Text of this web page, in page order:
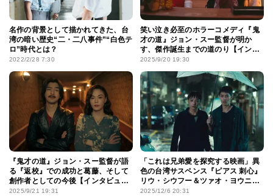
名作の背景として描かれてきた、台
湾の暗い歴史“二・二八事件”“白色テ
ロ”時代とは？
2022/2/28 7:30
笑い泣き必至のホラーコメディ『鬼
才の道』ジョン・スー監督が明か
す、傑作誕生までの道のり【インタ
ビュー前編〈作品編〉】
2025/9/20 19:30
『鬼才の道』ジョン・スー監督が語
る『返校』での成功と葛藤、そして
創作者としての今後【インタビュー
後編〈監督編〉】
2025/9/21 19:31
「これは兄弟愛を探究する映画」異
色の台湾サスペンス『ピアス 刺心』
リウ・シウフー＆ツァオ・ヨウニン
にインタビュー！
2025/12/6 20:31